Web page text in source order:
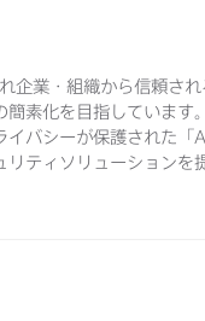
企業・組織から​信頼され
簡素化を​目指しています
バシーが​保護された​「
ティソリューションを​